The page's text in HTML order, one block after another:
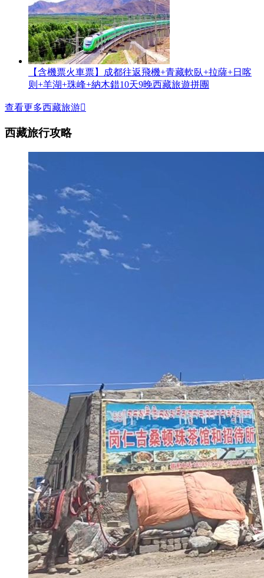
【含機票火車票】成都往返飛機+青藏軟臥+拉薩+日喀
则+羊湖+珠峰+納木錯10天9晚西藏旅遊拼團
查看更多西藏旅游
西藏旅行攻略